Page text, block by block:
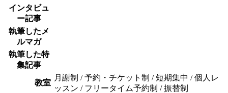
インタビュ
ー記事
執筆したメ
ルマガ
執筆した特
集記事
教室
月謝制 / 予約・チケット制 / 短期集中 / 個人レ
ッスン / フリータイム予約制 / 振替制